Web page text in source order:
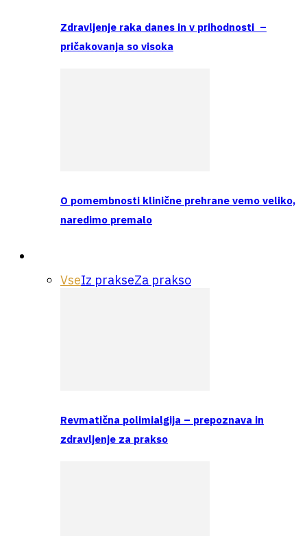
Zdravljenje raka danes in v prihodnosti –
pričakovanja so visoka
O pomembnosti klinične prehrane vemo veliko,
naredimo premalo
VseIz prakseZa prakso
Revmatična polimialgija – prepoznava in
zdravljenje za prakso